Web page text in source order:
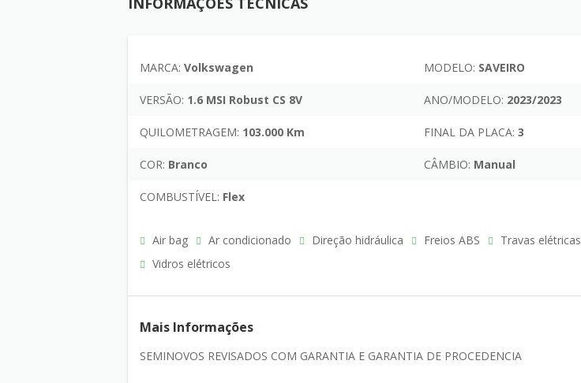
MARCA: Volkswagen MODELO: SAVEIRO
VERSÃO: 1.6 MSI Robust CS 8V ANO/MODELO: 2023/2023
QUILOMETRAGEM: 103.000 Km FINAL DA PLACA: 3
COR: Branco CÂMBIO: Manual
COMBUSTÍVEL: Flex
Air bag Ar condicionado Direção hidráulica Freios ABS
Travas elétricas
Vidros elétricos
Mais Informações
SEMINOVOS REVISADOS COM GARANTIA E GARANTIA DE PROCEDENCIA